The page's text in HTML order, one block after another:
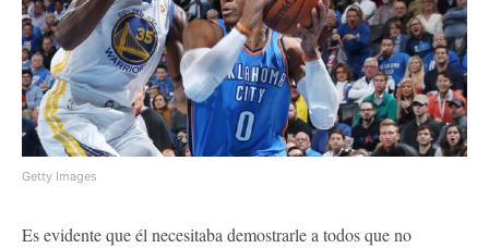
Getty Images
Es evidente que él necesitaba demostrarle a todos que no